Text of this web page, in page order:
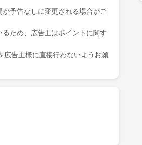
予告なしに変更される場合がご
ため、広告主はポイントに関す
広告主様に直接行わないようお願